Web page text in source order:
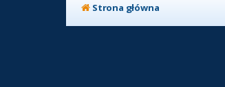
Strona główna